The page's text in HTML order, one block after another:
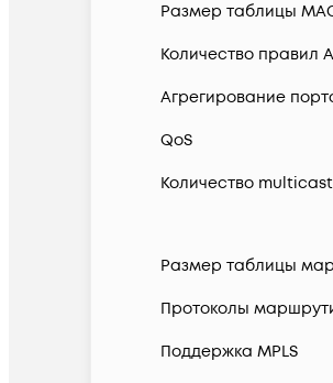
Размер таблицы
Количество правил
Агрегирование
QoS
Количество
Размер таблицы
Протоколы
Поддержка MPLS